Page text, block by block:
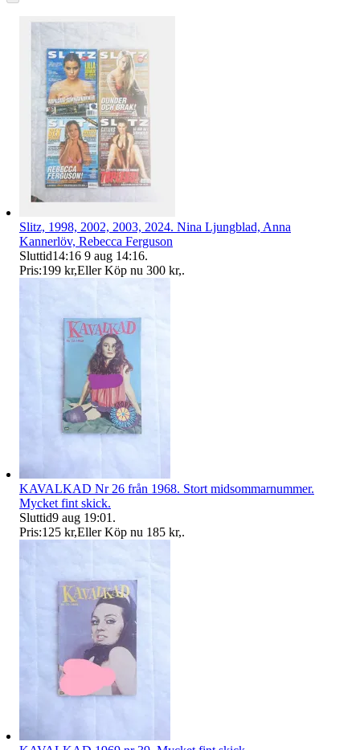
Slitz, 1998, 2002, 2003, 2024. Nina Ljungblad, Anna
Kannerlöv, Rebecca Ferguson
Sluttid14:16 9 aug 14:16.
Pris:199 kr,Eller Köp nu 300 kr,.
KAVALKAD Nr 26 från 1968. Stort midsommarnummer.
Mycket fint skick.
Sluttid9 aug 19:01 .
Pris:125 kr,Eller Köp nu 185 kr,.